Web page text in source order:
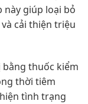
này giúp loại bỏ
cải thiện triệu
thuốc kiểm
thời tiêm
tình trạng